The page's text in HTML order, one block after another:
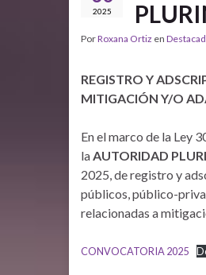
2025
PorRoxana Ortiz en
REGISTRO Y
MITIGACIÓN Y/O
En el marco de la Ley
laAUTORIDAD
2025, de registro y
públicos, público-
relacionadas a
CONVOCATORIA 2025